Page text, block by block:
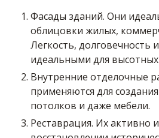
Фасады зданий. Они
облицовки жилых,
Легкость, долговечность
идеальными для
Внутренние отделочные
применяются для
потолков и даже мебели.
Реставрация. Их активно